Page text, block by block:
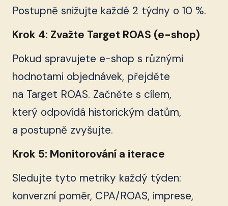
Postupně snižujte každé 2 týdny o 10 %.
Krok 4: Zvažte Target ROAS (e-shop)
Pokud spravujete e-shop s různými
hodnotami objednávek, přejděte
na Target ROAS. Začněte s cílem,
který odpovídá historickým datům,
a postupně zvyšujte.
Krok 5: Monitorování a iterace
Sledujte tyto metriky každý týden:
konverzní poměr, CPA/ROAS, imprese,